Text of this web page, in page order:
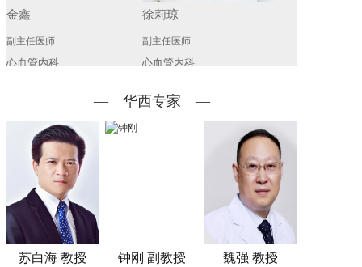
金鑫
副主任医师
心血管内科
徐莉琼
副主任医师
心血管内科
— 华西专家 —
苏白海 教授
钟刚 副教授
魏强 教授